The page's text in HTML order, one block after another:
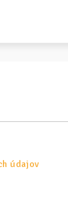
údajov